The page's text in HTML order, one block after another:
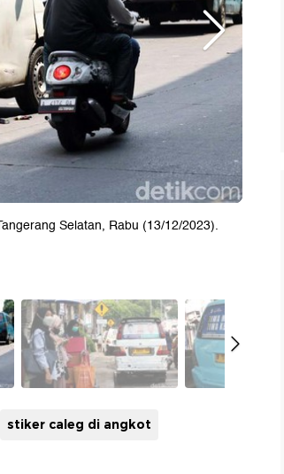
Selatan, Rabu (13/12/2023).
stiker caleg di angkot